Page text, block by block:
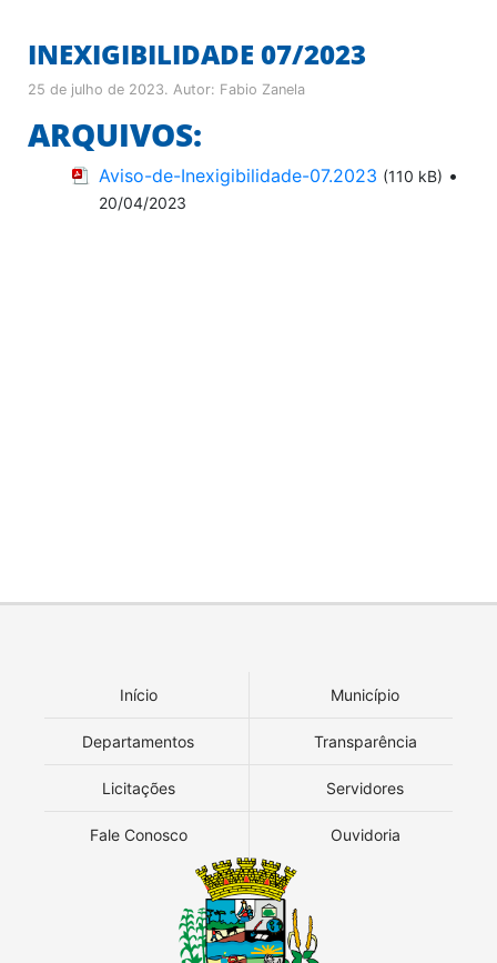
INEXIGIBILIDADE 07/2023
25 de julho de 2023. Autor: Fabio Zanela
ARQUIVOS:
Aviso-de-Inexigibilidade-07.2023 (110 kB) •
20/04/2023
Início Município
Departamentos Transparência
Licitações Servidores
Fale Conosco Ouvidoria